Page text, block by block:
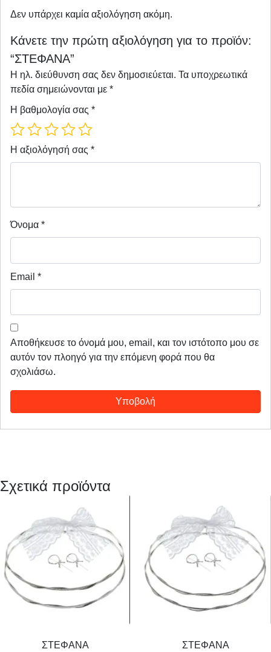
Δεν υπάρχει καμία αξιολόγηση ακόμη.
Κάνετε την πρώτη αξιολόγηση για το προϊόν:
“ΣΤΕΦΑΝΑ”
Η ηλ. διεύθυνση σας δεν δημοσιεύεται. Τα υποχρεωτικά
πεδία σημειώνονται με *
Η βαθμολογία σας *
Η αξιολόγησή σας *
Όνομα *
Email *
Αποθήκευσε το όνομά μου, email, και τον ιστότοπο μου σε
αυτόν τον πλοηγό για την επόμενη φορά που θα
σχολιάσω.
Σχετικά προϊόντα
ΣΤΕΦΑΝΑ
ΣΤΕΦΑΝΑ